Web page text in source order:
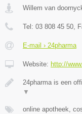
Willem van
Tel: 03 808 45 50 ,
E-mail › 24pharma
Website: http://
24pharma is een
▼
online apotheek,